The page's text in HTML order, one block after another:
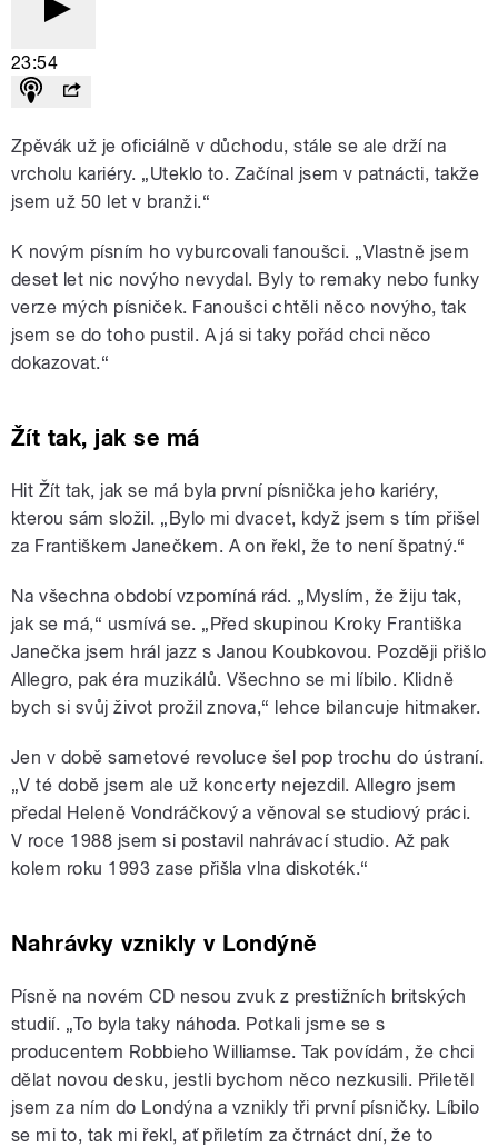
23:54
Zpěvák už je oficiálně v důchodu, stále se ale drží na
vrcholu kariéry. „Uteklo to. Začínal jsem v patnácti, takže
jsem už 50 let v branži.“
K novým písním ho vyburcovali fanoušci. „Vlastně jsem
deset let nic novýho nevydal. Byly to remaky nebo funky
verze mých písniček. Fanoušci chtěli něco novýho, tak
jsem se do toho pustil. A já si taky pořád chci něco
dokazovat.“
Žít tak, jak se má
Hit Žít tak, jak se má byla první písnička jeho kariéry,
kterou sám složil. „Bylo mi dvacet, když jsem s tím přišel
za Františkem Janečkem. A on řekl, že to není špatný.“
Na všechna období vzpomíná rád. „Myslím, že žiju tak,
jak se má,“ usmívá se. „Před skupinou Kroky Františka
Janečka jsem hrál jazz s Janou Koubkovou. Později přišlo
Allegro, pak éra muzikálů. Všechno se mi líbilo. Klidně
bych si svůj život prožil znova,“ lehce bilancuje hitmaker.
Jen v době sametové revoluce šel pop trochu do ústraní.
„V té době jsem ale už koncerty nejezdil. Allegro jsem
předal Heleně Vondráčkový a věnoval se studiový práci.
V roce 1988 jsem si postavil nahrávací studio. Až pak
kolem roku 1993 zase přišla vlna diskoték.“
Nahrávky vznikly v Londýně
Písně na novém CD nesou zvuk z prestižních britských
studií. „To byla taky náhoda. Potkali jsme se s
producentem Robbieho Williamse. Tak povídám, že chci
dělat novou desku, jestli bychom něco nezkusili. Přiletěl
jsem za ním do Londýna a vznikly tři první písničky. Líbilo
se mi to, tak mi řekl, ať přiletím za čtrnáct dní, že to